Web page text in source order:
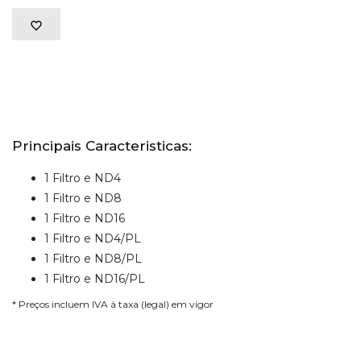
Principais Caracteristicas:
1 Filtro e ND4
1 Filtro e ND8
1 Filtro e ND16
1 Filtro e ND4/PL
1 Filtro e ND8/PL
1 Filtro e ND16/PL
* Preços incluem IVA à taxa (legal) em vigor